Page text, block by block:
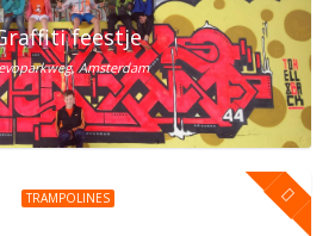
feestje
Amsterdam
TRAMPOLINES